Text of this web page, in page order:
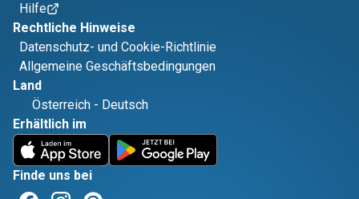
Hilfe
Rechtliche Hinweise
Datenschutz- und Cookie-Richtlinie
Allgemeine Geschäftsbedingungen
Land
Österreich - Deutsch
Erhältlich im
Finde uns bei